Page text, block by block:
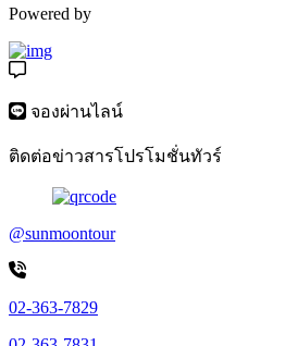
Powered by
จองผ่านไลน์
ติดต่อข่าวสารโปรโมชั่นทัวร์
@sunmoontour
02-363-7829